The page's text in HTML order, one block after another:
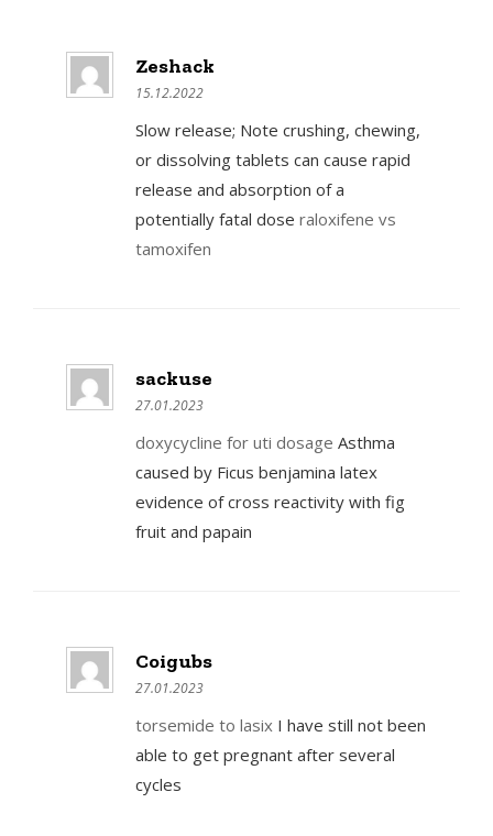
Zeshack
15.12.2022
Slow release; Note crushing, chewing,
or dissolving tablets can cause rapid
release and absorption of a
potentially fatal dose raloxifene vs
tamoxifen
sackuse
27.01.2023
doxycycline for uti dosage Asthma
caused by Ficus benjamina latex
evidence of cross reactivity with fig
fruit and papain
Coigubs
27.01.2023
torsemide to lasix I have still not been
able to get pregnant after several
cycles